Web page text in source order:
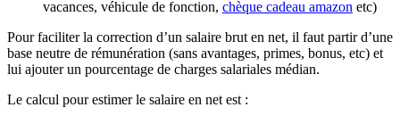
vacances, véhicule de fonction, chèque cadeau amazon etc)
Pour faciliter la correction d’un salaire brut en net, il faut partir d’une
base neutre de rémunération (sans avantages, primes, bonus, etc) et
lui ajouter un pourcentage de charges salariales médian.
Le calcul pour estimer le salaire en net est :